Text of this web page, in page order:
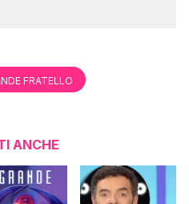
FRATELLO
ANCHE